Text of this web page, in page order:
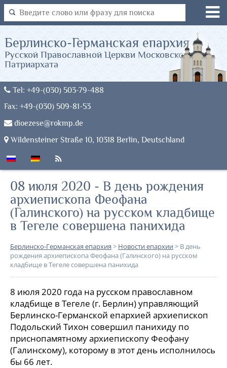
Tel: +49-(030) 503-79-488
Fax: +49-(030) 509-81-53
dioezese@rokmp.de
Wildensteiner Straße 10, 10318 Berlin, Deutschland
Берлинско-Германская епархия
Русской Православной Церкви Московского
Патриархата
08 июля 2020 - В день рождения
архиепископа Феофана
(Галинского) на русском кладбище
в Тегеле совершена панихида
Берлинско-Германская епархия > Новости епархии> В день
рождения архиепископа Феофана (Галинского) на русском
кладбище в Тегеле совершена панихида
8 июля 2020 года на русском православном
кладбище в Тегеле (г. Берлин) управляющий
Берлинско-Германской епархией архиепископ
Подольский Тихон совершил панихиду по
приснопамятному архиепископу Феофану
(Галинскому), которому в этот день исполнилось
бы 66 лет.